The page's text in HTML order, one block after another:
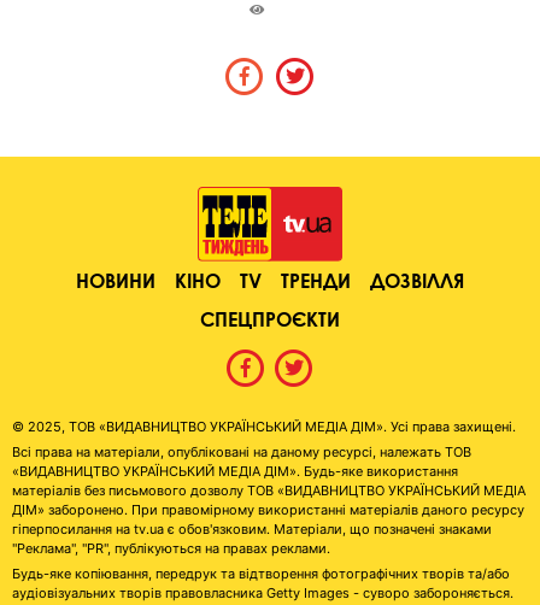
НОВИНИ КІНО TV ТРЕНДИ
ДОЗВІЛЛЯ
СПЕЦПРОЄКТИ
© 2025, ТОВ «ВИДАВНИЦТВО УКРАЇНСЬКИЙ МЕДІА ДІМ». Усі права захищені.
Всі права на матеріали, опубліковані на даному ресурсі, належать ТОВ
«ВИДАВНИЦТВО УКРАЇНСЬКИЙ МЕДІА ДІМ». Будь-яке використання
матеріалів без письмового дозволу ТОВ «ВИДАВНИЦТВО УКРАЇНСЬКИЙ МЕДІА
ДІМ» заборонено. При правомірному використанні матеріалів даного ресурсу
гіперпосилання на tv.ua є обов'язковим. Матеріали, що позначені знаками
"Реклама", "PR", публікуються на правах реклами.
Будь-яке копіювання, передрук та відтворення фотографічних творів та/або
аудіовізуальних творів правовласника Getty Images - суворо забороняється.